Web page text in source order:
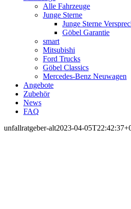
Alle Fahrzeuge
Junge Sterne
Junge Sterne
Göbel Garantie
smart
Mitsubishi
Ford Trucks
Göbel Classics
Mercedes-Benz Neuwagen
Angebote
Zubehör
News
FAQ
unfallratgeber-alt2023-04-